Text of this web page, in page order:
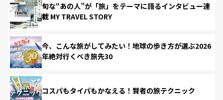
旬な“あの人”が「旅」をテーマに語るインタビュー連
載 MY TRAVEL STORY
今、こんな旅がしてみたい！地球の歩き方が選ぶ2026
年絶対行くべき旅先30
コスパもタイパもかなえる！賢者の旅テクニック